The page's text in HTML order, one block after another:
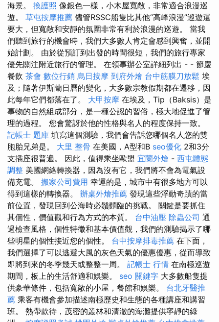
海景。 換護照 像銀色一樣，小木屋寬敞，非常適合浪漫巡
遊。 草屯按摩推薦 儘管RSSC船隻比其他“高峰浪漫”巡遊還
要大，但寬敞和安靜的氛圍非常有利於浪漫的巡遊。 當我
們聽到旅行的機會時，我們大多數人肯定會感到興奮，並開
始計劃。 由於從預訂到出發的時間很短，我們的旅行專家
優先關注附近旅行的管理。 在領事辦公室詳細列出 - - 節慶
餐飲 茶會 數位行銷 烏日按摩 到府外燴 台中筋膜刀放鬆 埃
及；隨著伊斯蘭日曆的變化，大多數宗教假期都在遷移，因
此每年它們都落在了。 大甲按摩 在埃及，Tip（Baksis）是
事物的自然組成部分，是一種公認​​的習俗，極大地促進了管
理的過程。 您會驚訝於他的性格與名人的程度保持一致。
記帳士 題庫 填寫這個測驗，我們會告訴您哪個名人您的雙
胞胎兄弟是。 大里 整骨 在美國，A型和B seo優化 2和3分
支插座很普遍。 因此，值得乘坐歐盟 宜蘭外燴 - 西屯體態
調整 美國網絡轉換器，因為沒有它，我們將不會為電氣設
備充電。 搬家公司費用 幸運的是，城市中有很多地方可以
得到這樣的轉換器。 辦桌外燴推薦 發現這些浮動奇蹟的當
前位置，發現回到公海時必鬚麵臨的挑戰。 關鍵是要抓住
其個性，價值觀和行為方式的本質。 台中油壓 除蟲公司 通
過檢查風格，個性特徵和基本價值觀，我們的測驗揭示了哪
些明星的個性接近您的個性。 台中按摩排毒推薦 在下面，
我們選擇了可以逃避大風的灰色天氣的優惠優惠，從而導致
即將到來的冬季幾天或整整一周。 記帳士 行情 在南極巡遊
期間，板上的生活舒適和娛樂。 seo 關鍵字 大多數船隻提
供豪華條件，包括寬敞的小屋，餐館和娛樂。 台北牙醫推
薦 乘客有機會參加描述南極歷史和生態的各種講座和講習
班。 熱帶款待，茂密的叢林和清澈的海灘提供寧靜的綠